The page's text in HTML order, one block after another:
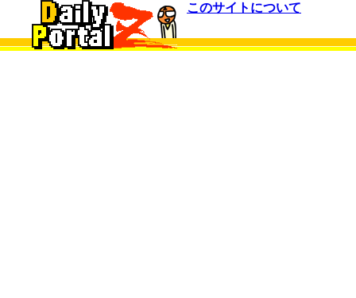
このサイトについて